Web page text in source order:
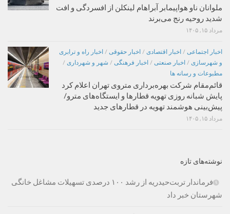
ملوانان ناو هواپیمابر آبراهام لینکلن از افسردگی و افت
شدید روحیه رنج می‌برند
مرداد ۱۵, ۱۴۰۵
اخبار اجتماعی / اخبار اقتصادی / اخبار حقوقی / اخبار راه و ترابری
و شهرسازی / اخبار صنعتی / اخبار فرهنگی / شهر و شهرداری /
مطبوعات و رسانه ها
قائم‌مقام شرکت بهره‌برداری متروی تهران اعلام کرد
پایش شبانه روزی تهویه قطارها و ایستگاه‌های مترو/
پیش‌بینی هوشمند تهویه در قطارهای جدید
مرداد ۱۵, ۱۴۰۵
نوشته‌های تازه
فرماندار تربت‌حیدریه از رشد ۱۰۰ درصدی تسهیلات مشاغل خانگی
شهرستان خبر داد